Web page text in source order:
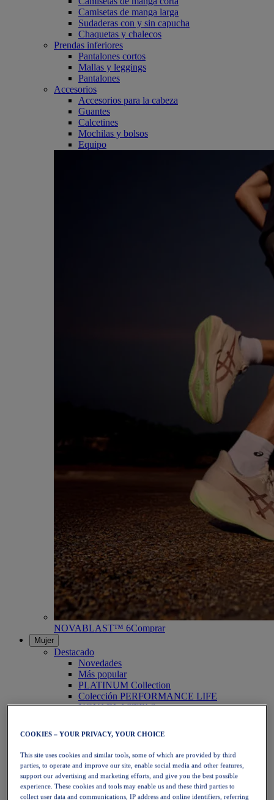
Camisetas de manga larga
Sudaderas con y sin capucha
Chaquetas y chalecos
Prendas inferiores
Pantalones cortos
Mallas y leggings
Pantalones
Accesorios
Accesorios para la cabeza
Guantes
Calcetines
Mochilas y bolsos
Equipo
NOVABLAST™ 6Comprar
Mujer
Destacado
Novedades
Más popular
PLATINUM Collection
Colección PERFORMANCE LIFE
NOVABLAST™ 6
Running
Trail Running
Tenis
Voleibol
Balonmano
Pádel
Netball
COOKIES – YOUR PRIVACY, YOUR CHOICE
This site uses cookies and similar tools, some of which are provided by third
parties, to operate and improve our site, enable social media and other features,
support our advertising and marketing efforts, and give you the best possible
experience. These cookies and tools may enable us and these third parties to
collect user data and communications, IP address and online identifiers, referring